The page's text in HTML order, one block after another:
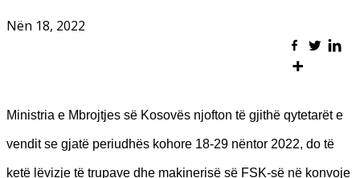
Nën 18, 2022
Ministria e Mbrojtjes së Kosovës njofton të gjithë qytetarët e
vendit se gjatë periudhës kohore 18-29 nëntor 2022, do të
ketë lëvizje të trupave dhe makinerisë së FSK-së në konvoje